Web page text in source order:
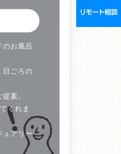
お風呂
日ごろの
案。
くれま
ュアリー